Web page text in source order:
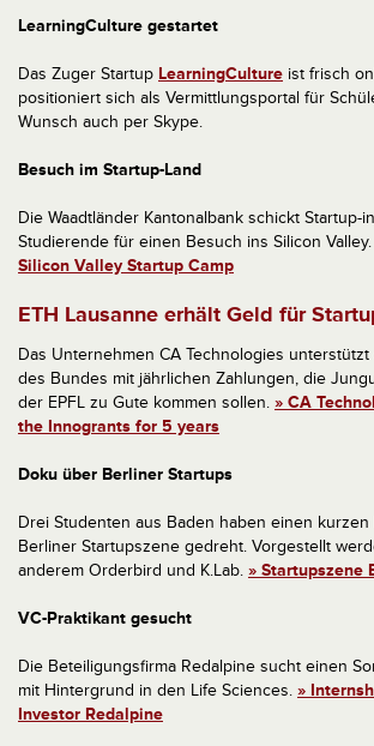
LearningCulture gestartet
Das Zuger Startup LearningCulture ist frisch
positioniert sich als Vermittlungsportal für
Wunsch auch per Skype.
Besuch im Startup-Land
Die Waadtländer Kantonalbank schickt Startup-
Studierende für einen Besuch ins Silicon Valley.
Silicon Valley Startup Camp
ETH Lausanne erhält Geld für
Das Unternehmen CA Technologies
des Bundes mit jährlichen Zahlungen, die
der EPFL zu Gute kommen sollen. » CA
the Innogrants for 5 years
Doku über Berliner Startups
Drei Studenten aus Baden haben einen
Berliner Startupszene gedreht. Vorgestellt
anderem Orderbird und K.Lab. » Startupszene
VC-Praktikant gesucht
Die Beteiligungsfirma Redalpine sucht einen
mit Hintergrund in den Life Sciences. »
Investor Redalpine